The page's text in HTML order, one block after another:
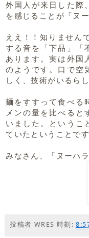
外国人が来日した際
を感じることが「ヌ
ええ！！知りません
する音を「下品」「
あります。実は外国
のようです。口で空
しく、技術がいるら
麺をすすって食べる
メンの量を比べると
いました。というこ
ていたということです
みなさん、「ヌーハ
投稿者 WRES 時刻: